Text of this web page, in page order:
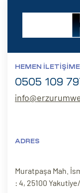
HEMEN
0505 109
ADRES
Muratpaşa Mah.
: 4, 25100